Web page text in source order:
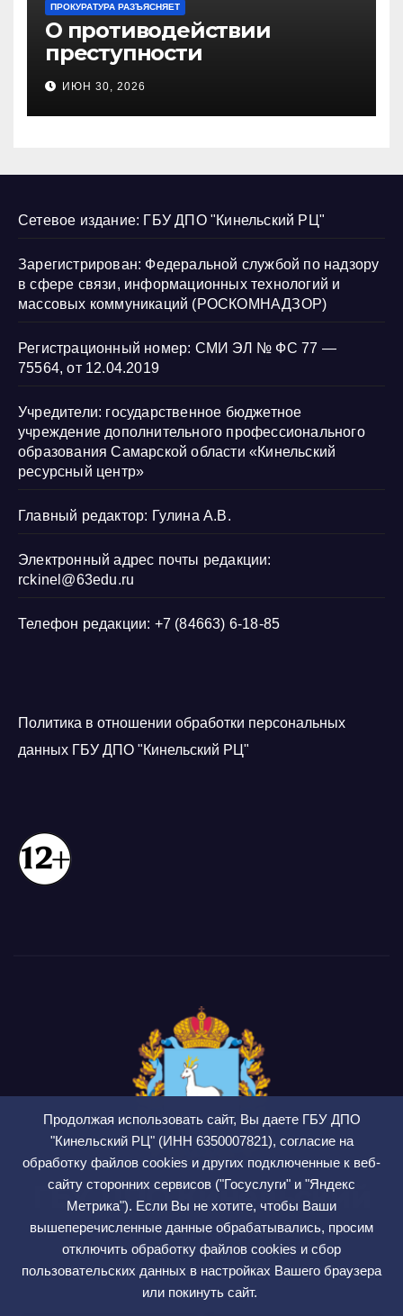
Продолжая использовать сайт, Вы даете ГБУ ДПО
"Кинельский РЦ" (ИНН 6350007821), согласие на
обработку файлов cookies и других подключенные к веб-
сайту сторонних сервисов ("Госуслуги" и "Яндекс
Метрика"). Если Вы не хотите, чтобы Ваши
вышеперечисленные данные обрабатывались, просим
отключить обработку файлов cookies и сбор
пользовательских данных в настройках Вашего браузера
или покинуть сайт.
ПРОКУРАТУРА РАЗЪЯСНЯЕТ
О противодействии
преступности
несовершеннолетних и
нарушению их прав
ИЮН 30, 2026
Сетевое издание: ГБУ ДПО "Кинельский РЦ"
Зарегистрирован: Федеральной службой по надзору
в сфере связи, информационных технологий и
массовых коммуникаций (РОСКОМНАДЗОР)
Регистрационный номер: СМИ ЭЛ № ФС 77 —
75564, от 12.04.2019
Учредители: государственное бюджетное
учреждение дополнительного профессионального
образования Самарской области «Кинельский
ресурсный центр»
Главный редактор: Гулина А.В.
Электронный адрес почты редакции:
rckinel@63edu.ru
Телефон редакции: +7 (84663) 6-18-85
Политика в отношении обработки персональных
данных ГБУ ДПО "Кинельский РЦ"
ГБУ ДПО Кинельский
РЦ
СМИ ЭЛ № ФС 77 — 75564